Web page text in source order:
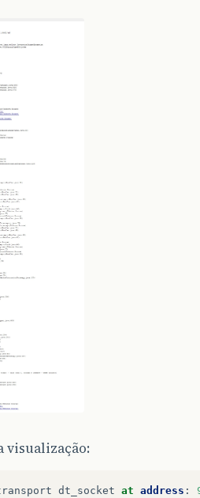
visualização:
dt_socket at address :